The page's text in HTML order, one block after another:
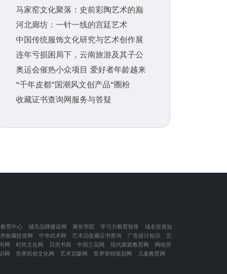
马家窑文化聚落：史前彩陶艺术的巅
河北廊坊：一针一线的宫廷艺术
中国传统服饰文化研究与艺术创作展
连年亏损困局下，云南旅游及其子公
奥运会催热小众项目 爱好者年龄越来
“千年皮都”国潮风文创产品“圈粉
收藏证书查询网服务与答疑
育中心 城市品牌建设网 家长学院 学习力教育智库
域名投资知
收藏投资网 中华武术网 艺术品收藏证书查询 广告设计知识
艺
网 时尚文化网 贝壳书画 中国兰花网 现代家庭教育网
网络营
网 世界民俗文化网 艺术启蒙网 世界营销策划网 儿童教育网